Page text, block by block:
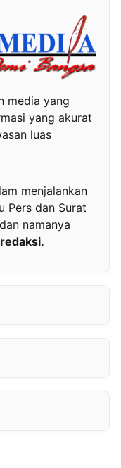
media yang
yang akurat
luas
menjalankan
Pers dan Surat
namanya